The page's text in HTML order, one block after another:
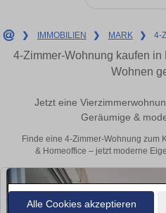
Alle Cookies akzeptieren
❯ IMMOBILIEN ❯ MARK ❯ 4-
4-Zimmer-Wohnung kaufen
Wohnen
Jetzt eine
Geräumige &
Finde eine 4-Zimmer-Wohnung zum
& Homeoffice – jetzt moderne